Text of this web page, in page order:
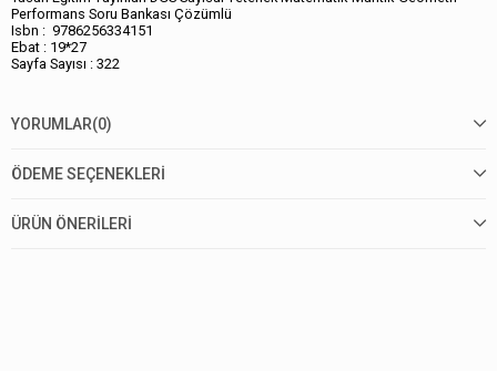
Performans Soru Bankası Çözümlü
Isbn : 9786256334151
Ebat : 19*27
Sayfa Sayısı : 322
YORUMLAR(0)
ÖDEME SEÇENEKLERI
ÜRÜN ÖNERILERI